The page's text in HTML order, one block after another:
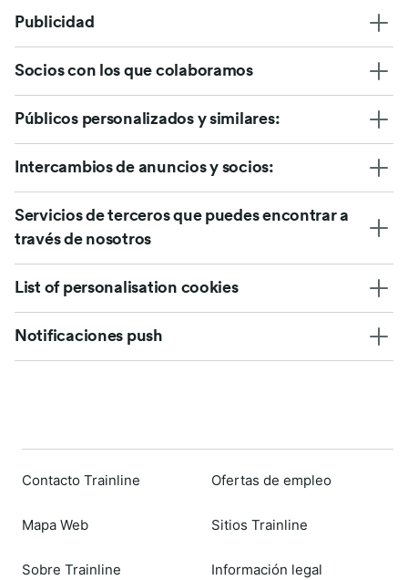
Publicidad
Socios con los que colaboramos
Públicos personalizados y similares:
Intercambios de anuncios y socios:
Servicios de terceros que puedes encontrar a
través de nosotros
List of personalisation cookies
Notificaciones push
Contacto Trainline
Mapa Web
Sobre Trainline
Ofertas de empleo
Sitios Trainline
Información legal